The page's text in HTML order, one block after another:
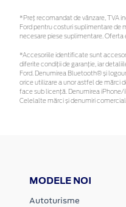
*Preţ recomandat de vânzare, TVA
Ford pentru costuri suplimentare de
necesare piese suplimentare. Oferta
*Accesoriile identificate sunt
diferite condiții de garanție, iar
Ford. Denumirea Bluetooth® și
orice utilizare a unor astfel de mărci
face sub licență. Denumirea iPhone/
Celelalte mărci și denumiri
MODELE NOI
Autoturisme